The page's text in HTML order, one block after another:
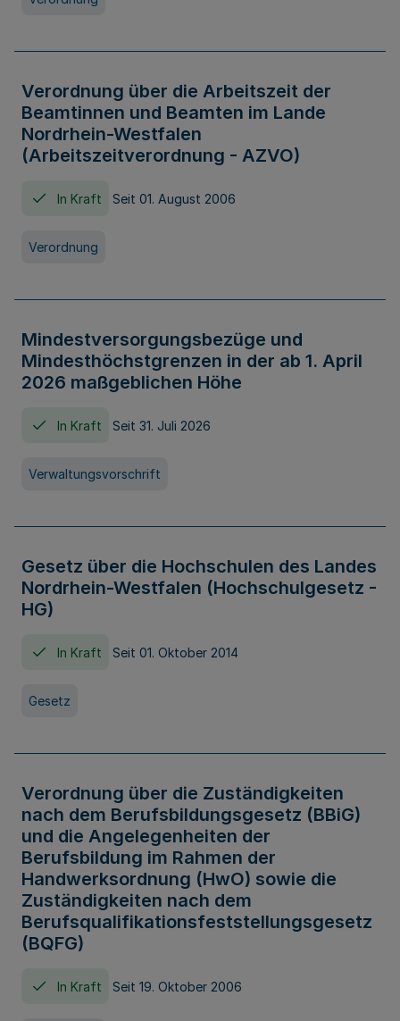
Verordnung über die Arbeitszeit der
Beamtinnen und Beamten im Lande
Nordrhein-Westfalen
(Arbeitszeitverordnung - AZVO)
In Kraft Seit 01. August 2006
Verordnung
Mindestversorgungsbezüge und
Mindesthöchstgrenzen in der ab 1. April
2026 maßgeblichen Höhe
In Kraft Seit 31. Juli 2026
Verwaltungsvorschrift
Gesetz über die Hochschulen des Landes
Nordrhein-Westfalen (Hochschulgesetz -
HG)
In Kraft Seit 01. Oktober 2014
Gesetz
Verordnung über die Zuständigkeiten
nach dem Berufsbildungsgesetz (BBiG)
und die Angelegenheiten der
Berufsbildung im Rahmen der
Handwerksordnung (HwO) sowie die
Zuständigkeiten nach dem
Berufsqualifikationsfeststellungsgesetz
(BQFG)
In Kraft Seit 19. Oktober 2006